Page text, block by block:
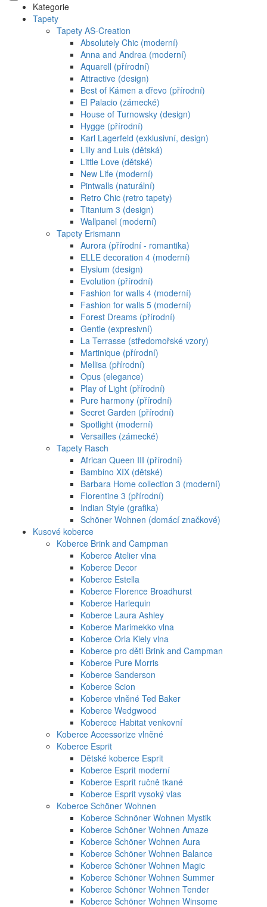
Kategorie
Tapety
Tapety AS-Creation
Absolutely Chic (moderní)
Anna and Andrea (moderní)
Aquarell (přírodní)
Attractive (design)
Best of Kámen a dřevo (přírodní)
El Palacio (zámecké)
House of Turnowsky (design)
Hygge (přírodní)
Karl Lagerfeld (exklusivní, design)
Lilly and Luis (dětská)
Little Love (dětské)
New Life (moderní)
Pintwalls (naturální)
Retro Chic (retro tapety)
Titanium 3 (design)
Wallpanel (moderní)
Tapety Erismann
Aurora (přírodní - romantika)
ELLE decoration 4 (moderní)
Elysium (design)
Evolution (přírodní)
Fashion for walls 4 (moderní)
Fashion for walls 5 (moderní)
Forest Dreams (přírodní)
Gentle (expresivní)
La Terrasse (středomořské vzory)
Martinique (přírodní)
Mellisa (přírodní)
Opus (elegance)
Play of Light (přírodní)
Pure harmony (přírodní)
Secret Garden (přírodní)
Spotlight (moderní)
Versailles (zámecké)
Tapety Rasch
African Queen III (přírodní)
Bambino XIX (dětské)
Barbara Home collection 3 (moderní)
Florentine 3 (přírodní)
Indian Style (grafika)
Schöner Wohnen (domácí značkové)
Kusové koberce
Koberce Brink and Campman
Koberce Atelier vlna
Koberce Decor
Koberce Estella
Koberce Florence Broadhurst
Koberce Harlequin
Koberce Laura Ashley
Koberce Marimekko vlna
Koberce Orla Kiely vlna
Koberce pro děti Brink and Campman
Koberce Pure Morris
Koberce Sanderson
Koberce Scion
Koberce vlněné Ted Baker
Koberce Wedgwood
Koberece Habitat venkovní
Koberce Accessorize vlněné
Koberce Esprit
Dětské koberce Esprit
Koberce Esprit moderní
Koberce Esprit ručně tkané
Koberce Esprit vysoký vlas
Koberce Schöner Wohnen
Koberce Schnöner Wohnen Mystik
Koberce Schöner Wohnen Amaze
Koberce Schöner Wohnen Aura
Koberce Schöner Wohnen Balance
Koberce Schöner Wohnen Magic
Koberce Schöner Wohnen Summer
Koberce Schöner Wohnen Tender
Koberce Schöner Wohnen Winsome